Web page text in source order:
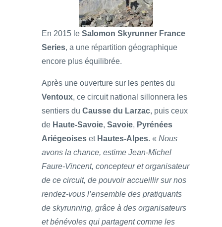
En 2015 le Salomon Skyrunner France
Series, a une répartition géographique
encore plus équilibrée.
Après une ouverture sur les pentes du
Ventoux, ce circuit national sillonnera les
sentiers du Causse du Larzac, puis ceux
de Haute-Savoie, Savoie, Pyrénées
Ariégeoises et Hautes-Alpes. « Nous
avons la chance, estime Jean-Michel
Faure-Vincent, concepteur et organisateur
de ce circuit, de pouvoir accueillir sur nos
rendez-vous l’ensemble des pratiquants
de skyrunning, grâce à des organisateurs
et bénévoles qui partagent comme les